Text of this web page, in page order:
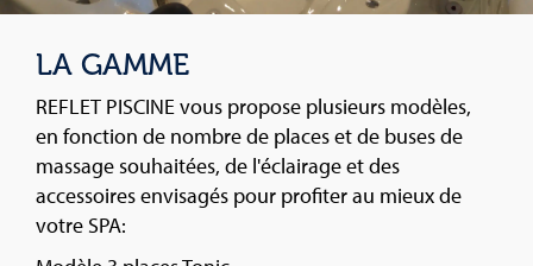
LA GAMME
REFLET PISCINE vous propose plusieurs modèles,
en fonction de nombre de places et de buses de
massage souhaitées, de l'éclairage et des
accessoires envisagés pour profiter au mieux de
votre SPA: